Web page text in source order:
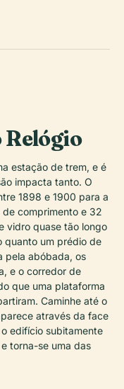
Relógio
estação de trem, e é
impacta tanto. O
1898 e 1900 para a
de comprimento e 32
vidro quase tão longo
quanto um prédio de
pela abóbada, os
e o corredor de
que uma plataforma
Caminhe até o
através da face
edifício subitamente
torna-se uma das